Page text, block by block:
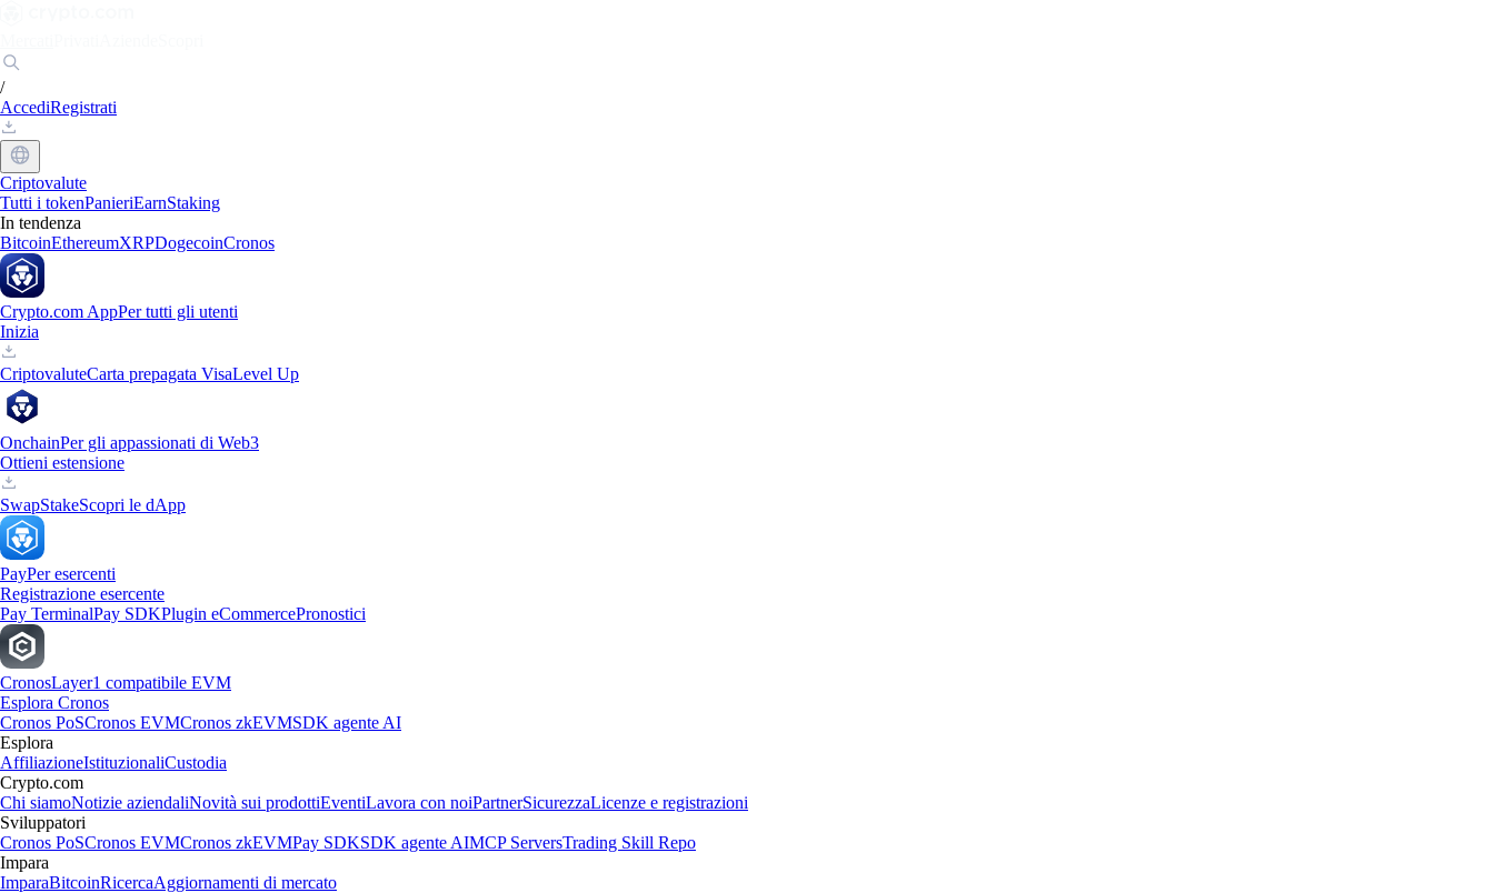
/
AccediRegistrati
Criptovalute
Tutti i tokenPanieriEarnStaking
In tendenza
BitcoinEthereumXRPDogecoinCronos
Crypto.com AppPer tutti gli utenti
Inizia
CriptovaluteCarta prepagata VisaLevel Up
OnchainPer gli appassionati di Web3
Ottieni estensione
SwapStakeScopri le dApp
PayPer esercenti
Registrazione esercente
Pay TerminalPay SDKPlugin eCommercePronostici
CronosLayer1 compatibile EVM
Esplora Cronos
Cronos PoSCronos EVMCronos zkEVMSDK agente AI
Esplora
AffiliazioneIstituzionaliCustodia
Crypto.com
Chi siamoNotizie aziendaliNovità sui prodottiEventiLavora con noiPartnerSicurezzaLicenze e registrazioni
Sviluppatori
Cronos PoSCronos EVMCronos zkEVMPay SDKSDK agente AIMCP ServersTrading Skill Repo
Impara
ImparaBitcoinRicercaAggiornamenti di mercato